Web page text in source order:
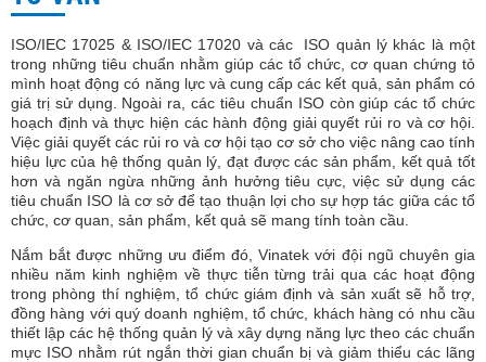
ISO/IEC 17025 & ISO/IEC 17020 và các ISO quản lý khác là một
trong những tiêu chuẩn nhằm giúp các tổ chức, cơ quan chứng tỏ
mình hoạt động có năng lực và cung cấp các kết quả, sản phẩm có
giá trị sử dụng. Ngoài ra, các tiêu chuẩn ISO còn giúp các tổ chức
hoạch định và thực hiện các hành động giải quyết rủi ro và cơ hội.
Việc giải quyết các rủi ro và cơ hội tạo cơ sở cho việc nâng cao tính
hiệu lực của hệ thống quản lý, đạt được các sản phẩm, kết quả tốt
hơn và ngăn ngừa những ảnh hưởng tiêu cực, việc sử dụng các
tiêu chuẩn ISO là cơ sở để tạo thuận lợi cho sự hợp tác giữa các tổ
chức, cơ quan, sản phẩm, kết quả sẽ mang tính toàn cầu.
Nắm bắt được những ưu điểm đó, Vinatek với đội ngũ chuyên gia
nhiều năm kinh nghiệm về thực tiễn từng trải qua các hoạt động
trong phòng thí nghiệm, tổ chức giám định và sản xuất sẽ hỗ trợ,
đồng hàng với quý doanh nghiệm, tổ chức, khách hàng có nhu cầu
thiết lập các hệ thống quản lý và xây dựng năng lực theo các chuẩn
mực ISO nhằm rút ngắn thời gian chuẩn bị và giảm thiểu các lãng